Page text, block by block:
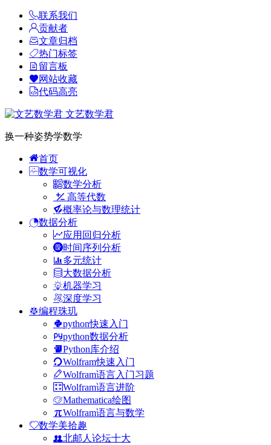
联系我们
贡献者
文章归档
热门标签
留言板
网站收藏
代码高亮
文艺数学君
换一种姿势学数学
首页
数学可视化
数学分析
高等代数
概率论与数理统计
数据分析
应用回归分析
时间序列分析
多元统计
大数据分析
机器学习
深度学习
编程珠玑
python快速入门
python数据分析
Python库介绍
Wolfram快速入门
Wolfram语言入门习题
Wolfram语言进阶
Mathematica绘图
Wolfram语言与数学
数学美拾趣
北邮人论坛十大